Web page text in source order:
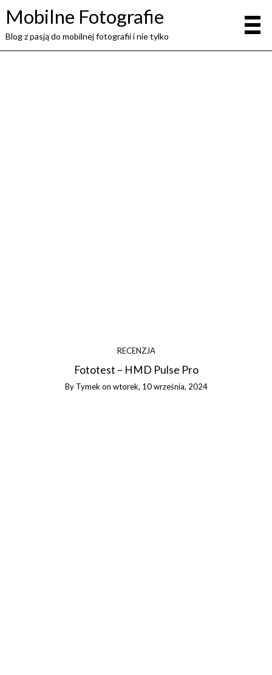
Mobilne Fotografie
Blog z pasją do mobilnej fotografii i nie tylko
RECENZJA
Fototest – HMD Pulse Pro
By Tymek on wtorek, 10 września, 2024